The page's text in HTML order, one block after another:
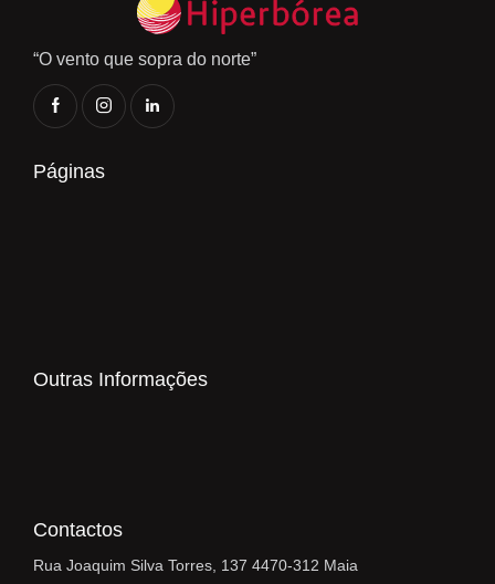
“O vento que sopra do norte”
Páginas
Outras Informações
Contactos
Rua Joaquim Silva Torres, 137 4470-312 Maia